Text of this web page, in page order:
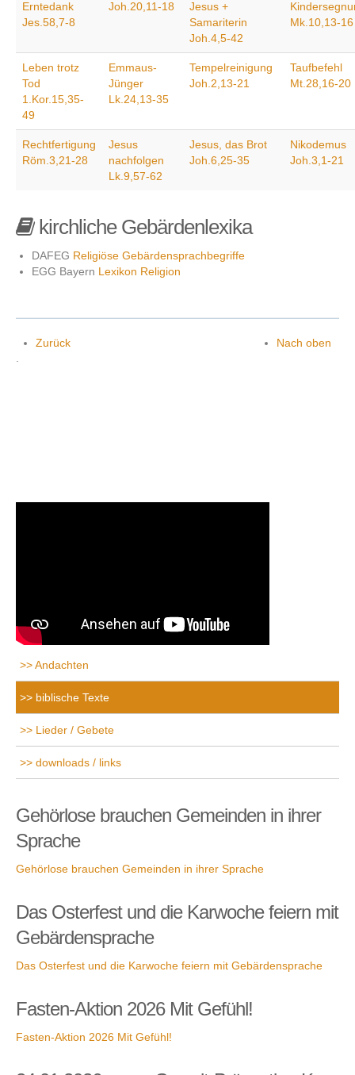
Erntedank
Jes.58,7-8
Joh.20,11-18
Jesus +
Samariterin
Joh.4,5-42
Mk.10,13-16
Leben trotz
Tod
1.Kor.15,35-
49
Emmaus-
Jünger
Lk.24,13-35
Tempelreinigung
Joh.2,13-21
Taufbefehl
Mt.28,16-20
Rechtfertigung
Röm.3,21-28
Jesus
nachfolgen
Lk.9,57-62
Jesus, das Brot
Joh.6,25-35
Nikodemus
Joh.3,1-21
kirchliche Gebärdenlexika
DAFEG Religiöse Gebärdensprachbegriffe
EGG Bayern Lexikon Religion
Zurück
Nach oben
Andachten
biblische Texte
Lieder / Gebete
downloads / links
Gehörlose brauchen Gemeinden in ihrer
Sprache
Gehörlose brauchen Gemeinden in ihrer Sprache
Das Osterfest und die Karwoche feiern mit
Gebärdensprache
Das Osterfest und die Karwoche feiern mit Gebärdensprache
Fasten-Aktion 2026 Mit Gefühl!
Fasten-Aktion 2026 Mit Gefühl!